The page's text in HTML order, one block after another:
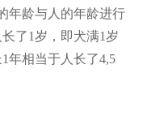
龄与人的年龄进行
了1岁，即犬满1岁
年相当于人长了4,5